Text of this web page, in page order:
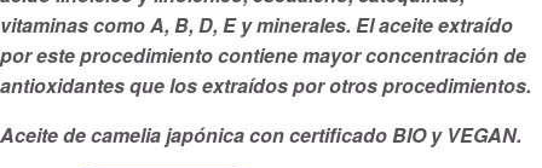
vitaminas como A, B, D, E y minerales. El aceite extraído
por este procedimiento contiene mayor concentración de
antioxidantes que los extraídos por otros procedimientos.
Aceite de camelia japónica con certificado BIO y VEGAN.